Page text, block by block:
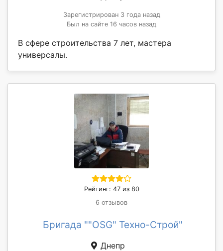
Зарегистрирован 3 года назад
Был на сайте 16 часов назад
В сфере строительства 7 лет, мастера
универсалы.
Рейтинг: 47 из 80
6 отзывов
Бригада ""OSG" Техно-Строй"
Днепр